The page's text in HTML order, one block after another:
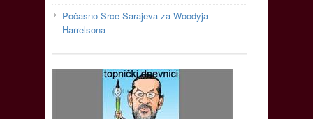
Počasno Srce Sarajeva za Woodyja
Harrelsona